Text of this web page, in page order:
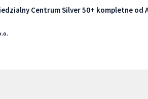
Centrum Silver 50+ kompletne od